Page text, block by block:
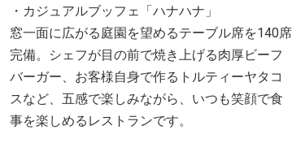
・カジュアルブッフェ「ハナハナ」
窓一面に広がる庭園を望めるテーブル席を140席
完備。シェフが目の前で焼き上げる肉厚ビーフ
バーガー、お客様自身で作るトルティーヤタコ
スなど、五感で楽しみながら、いつも笑顔で食
事を楽しめるレストランです。